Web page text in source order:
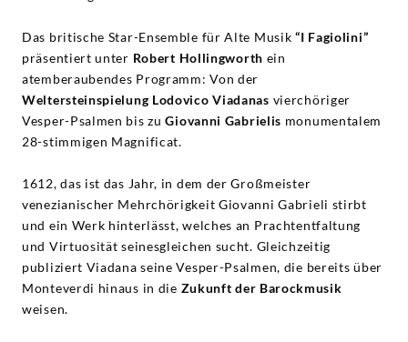
Das britische Star-Ensemble für Alte Musik“I Fagiolini”
präsentiert unter Robert Hollingworth ein
atemberaubendes Programm: Von der
Weltersteinspielung Lodovico Viadanas vierchöriger
Vesper-Psalmen bis zuGiovanni Gabrielis monumentalem
28-stimmigen Magnificat.
1612, das ist das Jahr, in dem der Großmeister
venezianischer Mehrchörigkeit Giovanni Gabrieli stirbt
und ein Werk hinterlässt, welches an Prachtentfaltung
und Virtuosität seinesgleichen sucht. Gleichzeitig
publiziert Viadana seine Vesper-Psalmen, die bereits über
Monteverdi hinaus in die Zukunft der Barockmusik
weisen.